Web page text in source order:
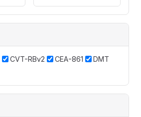
CVT-RBv2 CEA-861
DMT